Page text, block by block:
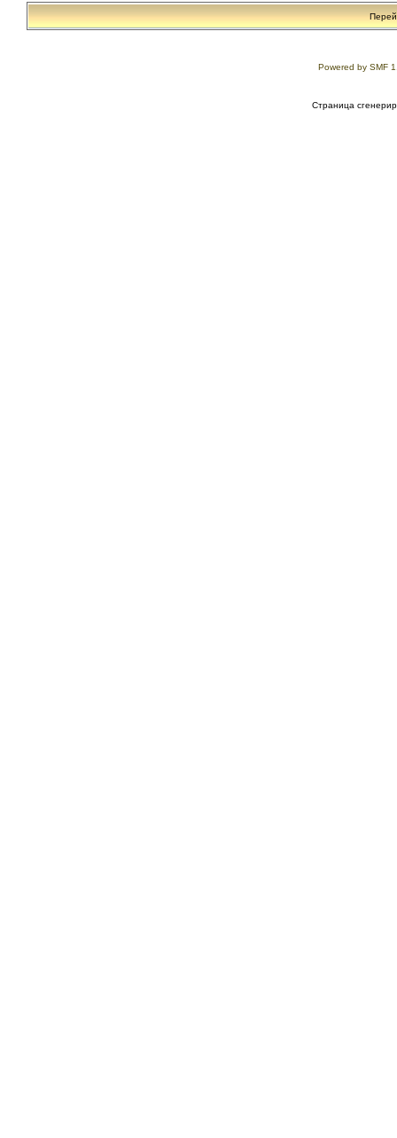
Powered by SMF
Страница